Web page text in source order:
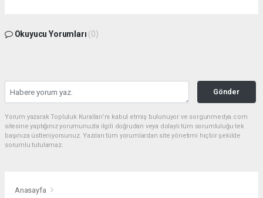
Okuyucu Yorumları (0)
Gönder
Yorum yazarak Topluluk Kuralları’nı kabul etmiş bulunuyor ve sorgunmedya.com
sitesine yaptığınız yorumunuzla ilgili doğrudan veya dolaylı tüm sorumluluğu tek
başınıza üstleniyorsunuz. Yazılan tüm yorumlardan site yönetimi hiçbir şekilde
sorumlu tutulamaz.
Anasayfa